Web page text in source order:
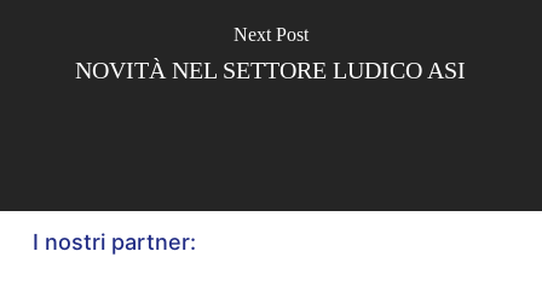
Next Post
NOVITÀ NEL SETTORE LUDICO ASI
I nostri partner: